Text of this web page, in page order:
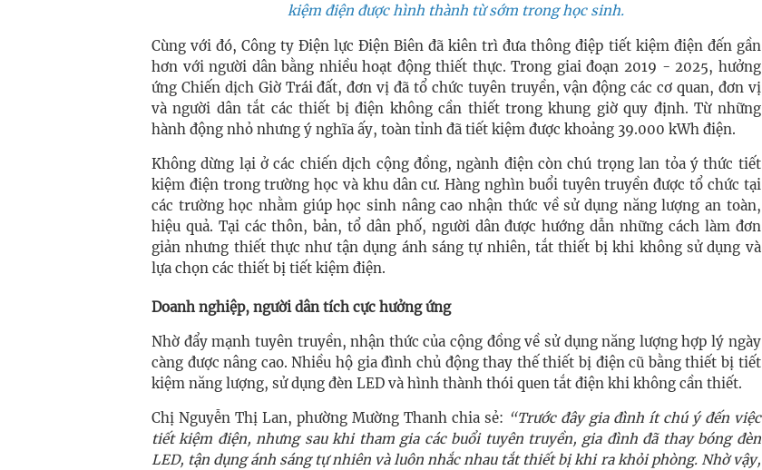
kiệm điện được hình thành từ sớm trong học sinh.
Cùng với đó, Công ty Điện lực Điện Biên đã kiên trì đưa thông điệp tiết kiệm điện đến gần
hơn với người dân bằng nhiều hoạt động thiết thực. Trong giai đoạn 2019 - 2025, hưởng
ứng Chiến dịch Giờ Trái đất, đơn vị đã tổ chức tuyên truyền, vận động các cơ quan, đơn vị
và người dân tắt các thiết bị điện không cần thiết trong khung giờ quy định. Từ những
hành động nhỏ nhưng ý nghĩa ấy, toàn tỉnh đã tiết kiệm được khoảng 39.000 kWh điện.
Không dừng lại ở các chiến dịch cộng đồng, ngành điện còn chú trọng lan tỏa ý thức tiết
kiệm điện trong trường học và khu dân cư. Hàng nghìn buổi tuyên truyền được tổ chức tại
các trường học nhằm giúp học sinh nâng cao nhận thức về sử dụng năng lượng an toàn,
hiệu quả. Tại các thôn, bản, tổ dân phố, người dân được hướng dẫn những cách làm đơn
giản nhưng thiết thực như tận dụng ánh sáng tự nhiên, tắt thiết bị khi không sử dụng và
lựa chọn các thiết bị tiết kiệm điện.
Doanh nghiệp, người dân tích cực hưởng ứng
Nhờ đẩy mạnh tuyên truyền, nhận thức của cộng đồng về sử dụng năng lượng hợp lý ngày
càng được nâng cao. Nhiều hộ gia đình chủ động thay thế thiết bị điện cũ bằng thiết bị tiết
kiệm năng lượng, sử dụng đèn LED và hình thành thói quen tắt điện khi không cần thiết.
Chị Nguyễn Thị Lan, phường Mường Thanh chia sẻ: “Trước đây gia đình ít chú ý đến việc
tiết kiệm điện, nhưng sau khi tham gia các buổi tuyên truyền, gia đình đã thay bóng đèn
LED, tận dụng ánh sáng tự nhiên và luôn nhắc nhau tắt thiết bị khi ra khỏi phòng. Nhờ vậy,